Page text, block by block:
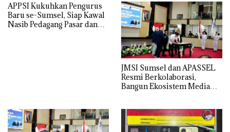
Melalui Mekanisme
Praperadilan
APPSI Kukuhkan Pengurus
Baru se-Sumsel, Siap Kawal
Nasib Pedagang Pasar dan
JMSI Sumsel dan APASSEL
Resmi Berkolaborasi,
Bangun Ekosistem Media
Kreatif